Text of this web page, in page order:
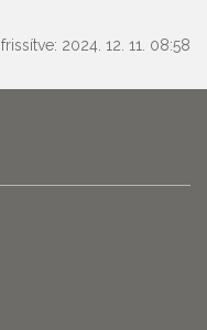
2024. 12. 11. 08:58